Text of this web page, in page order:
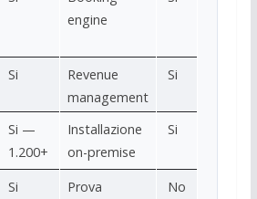
engine
Si
Revenue
management
Si
Si —
1.200+
Installazione
on-premise
Si
Si
Prova
No